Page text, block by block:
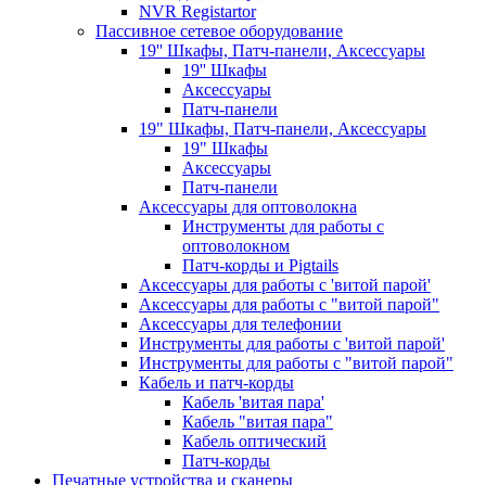
NVR Registartor
Пассивное сетевое оборудование
19'' Шкафы, Патч-панели, Аксессуары
19'' Шкафы
Аксессуары
Патч-панели
19" Шкафы, Патч-панели, Аксессуары
19" Шкафы
Аксессуары
Патч-панели
Аксессуары для оптоволокна
Инструменты для работы с
оптоволокном
Патч-корды и Pigtails
Аксессуары для работы с 'витой парой'
Аксессуары для работы с "витой парой"
Аксессуары для телефонии
Инструменты для работы с 'витой парой'
Инструменты для работы с "витой парой"
Кабель и патч-корды
Кабель 'витая пара'
Кабель "витая пара"
Кабель оптический
Патч-корды
Печатные устройства и сканеры